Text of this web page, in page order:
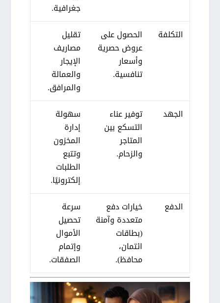
جغرافية.
التكلفة
الحصول على
عروض حصرية
وأسعار
تنافسية.
تقليل
مصاريف
الإيجار
والعمالة
والمرافق.
الجهد
توفير عناء
التسكع بين
المتاجر
والزحام.
سهولة
إدارة
المخزون
وتتبع
الطلبات
إلكترونيًا.
الدفع
خيارات دفع
متعددة وآمنة
(بطاقات
ائتمان،
محافظ).
سرعة
تحصيل
الأموال
وإتمام
الصفقات.